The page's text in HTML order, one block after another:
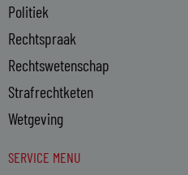
Politiek
Rechtspraak
Rechtswetenschap
Strafrechtketen
Wetgeving
SERVICE MENU